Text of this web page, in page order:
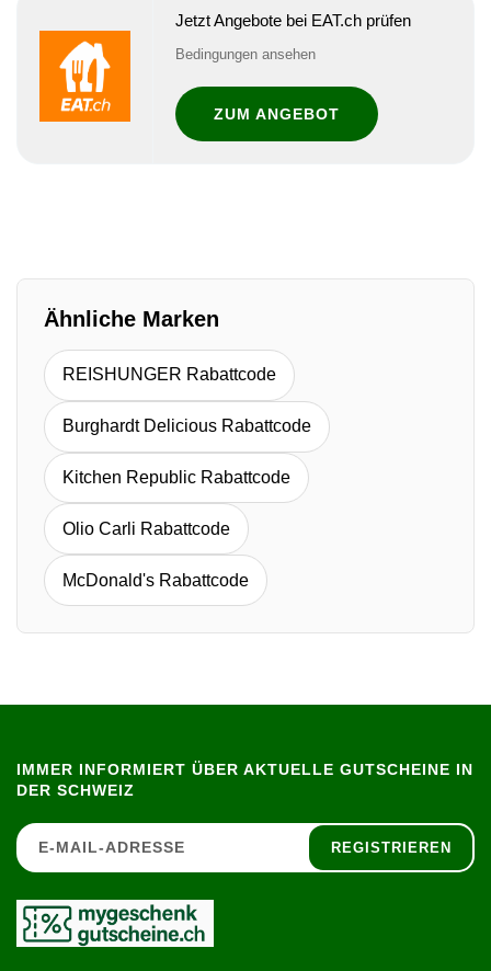
Jetzt Angebote bei EAT.ch prüfen
Bedingungen ansehen
ZUM ANGEBOT
Ähnliche Marken
REISHUNGER Rabattcode
Burghardt Delicious Rabattcode
Kitchen Republic Rabattcode
Olio Carli Rabattcode
McDonald's Rabattcode
IMMER INFORMIERT ÜBER AKTUELLE GUTSCHEINE IN
DER SCHWEIZ
REGISTRIEREN